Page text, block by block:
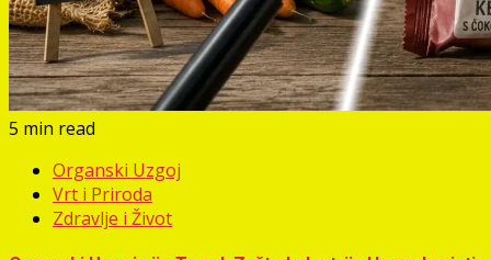
5 min read
Organski Uzgoj
Vrt i Priroda
Zdravlje i Život